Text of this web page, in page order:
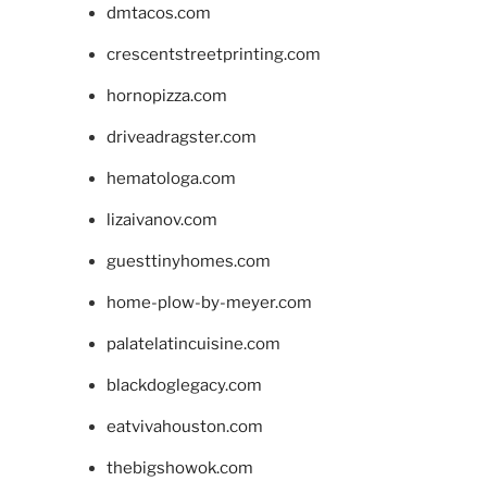
dmtacos.com
crescentstreetprinting.com
hornopizza.com
driveadragster.com
hematologa.com
lizaivanov.com
guesttinyhomes.com
home-plow-by-meyer.com
palatelatincuisine.com
blackdoglegacy.com
eatvivahouston.com
thebigshowok.com